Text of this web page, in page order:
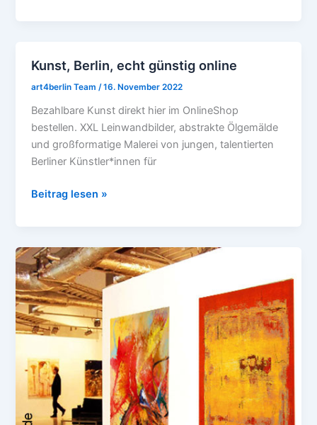
Kunst, Berlin, echt günstig online
art4berlin Team/16. November 2022
Bezahlbare Kunst direkt hier im OnlineShop
bestellen. XXL Leinwandbilder, abstrakte Ölgemälde
und großformatige Malerei von jungen, talentierten
Berliner Künstler*innen für
Kunst,
Berlin,
günstig
online
Beitrag lesen »
Moderne
Kunst
im
Unternehmen,
große
Wandbilder
online